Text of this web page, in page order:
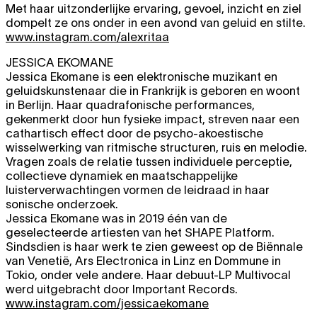
Met haar uitzonderlijke ervaring, gevoel, inzicht en ziel
dompelt ze ons onder in een avond van geluid en stilte.
www.instagram.com/alexritaa
JESSICA EKOMANE
Jessica Ekomane is een elektronische muzikant en
geluidskunstenaar die in Frankrijk is geboren en woont
in Berlijn. Haar quadrafonische performances,
gekenmerkt door hun fysieke impact, streven naar een
cathartisch effect door de psycho-akoestische
wisselwerking van ritmische structuren, ruis en melodie.
Vragen zoals de relatie tussen individuele perceptie,
collectieve dynamiek en maatschappelijke
luisterverwachtingen vormen de leidraad in haar
sonische onderzoek.
Jessica Ekomane was in 2019 één van de
geselecteerde artiesten van het SHAPE Platform.
Sindsdien is haar werk te zien geweest op de Biënnale
van Venetië, Ars Electronica in Linz en Dommune in
Tokio, onder vele andere. Haar debuut-LP Multivocal
werd uitgebracht door Important Records.
www.instagram.com/jessicaekomane